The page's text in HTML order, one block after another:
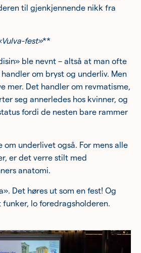
til gjenkjennende nikk fra
fest»**
ble nevnt – altså at man ofte
om bryst og underliv. Men
mer. Det handler om revmatisme,
seg annerledes hos kvinner, og
fordi de nesten bare rammer
om underlivet også. For mens alle
er det verre stilt med
anatomi.
Det høres ut som en fest! Og
lo foredragsholderen.